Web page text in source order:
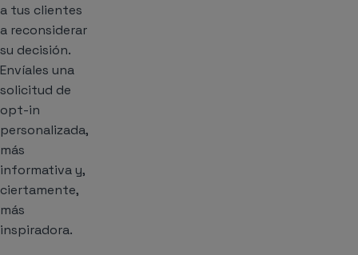
a tus clientes
a reconsiderar
su decisión.
Envíales una
solicitud de
opt-in
personalizada,
más
informativa y,
ciertamente,
más
inspiradora.